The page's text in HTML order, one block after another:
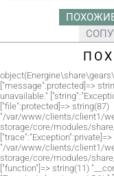
["message":protected]=>
unavailable."
["file":protected]=> string(87)
"/var/www/clients/client1/
storage/core/modules/
"/var/www/clients/client1/
storage/core/modules/
["function"]=> string(11)